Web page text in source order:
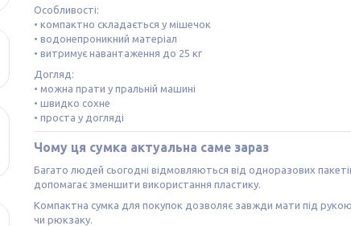
Особливості:
• компактно складається у мішечок
• водонепроникний матеріал
• витримує навантаження до 25 кг
Догляд:
• можна прати у пральній машині
• швидко сохне
• проста у догляді
Чому ця сумка актуальна саме зараз
Багато людей сьогодні відмовляються від одноразових
допомагає зменшити використання пластику.
Компактна сумка для покупок дозволяє завжди мати під
чи рюкзаку.